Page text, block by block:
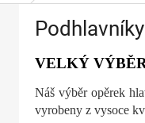
VELKÝ
Náš výběr opěrek
vyrobeny z vysoce